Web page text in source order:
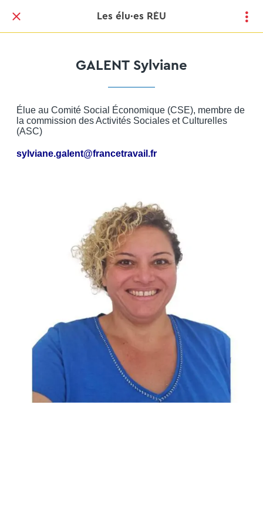
Les élu·es RÉU
GALENT Sylviane
Élue au Comité Social Économique (CSE), membre de
la commission des Activités Sociales et Culturelles
(ASC)
sylviane.galent@francetravail.fr